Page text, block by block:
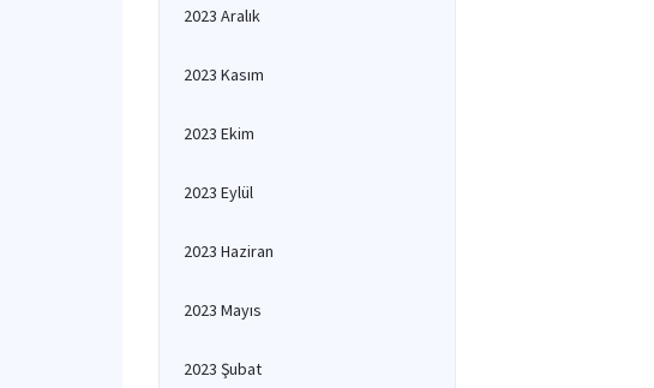
2023 Aralık
2023 Kasım
2023 Ekim
2023 Eylül
2023 Haziran
2023 Mayıs
2023 Şubat